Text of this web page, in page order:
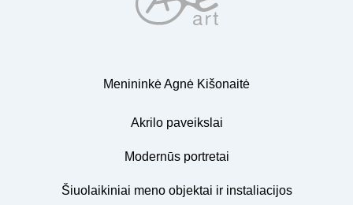
Menininkė Agnė Kišonaitė
Akrilo paveikslai
Modernūs portretai
Šiuolaikiniai meno objektai ir instaliacijos